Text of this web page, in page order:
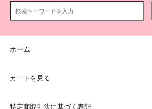
ホーム
カートを見る
特定商取引法に基づく表記